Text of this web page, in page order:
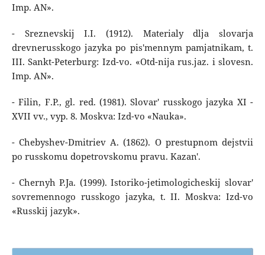
Imp. AN».
- Sreznevskij I.I. (1912). Materialy dlja slovarja
drevnerusskogo jazyka po pis'mennym pamjatnikam, t.
III. Sankt-Peterburg: Izd-vo. «Otd-nija rus.jaz. i slovesn.
Imp. AN».
- Filin, F.P., gl. red. (1981). Slovar' russkogo jazyka XI -
XVII vv., vyp. 8. Moskva: Izd-vo «Nauka».
- Chebyshev-Dmitriev A. (1862). O prestupnom dejstvii
po russkomu dopetrovskomu pravu. Kazan'.
- Chernyh P.Ja. (1999). Istoriko-jetimologicheskij slovar'
sovremennogo russkogo jazyka, t. II. Moskva: Izd-vo
«Russkij jazyk».